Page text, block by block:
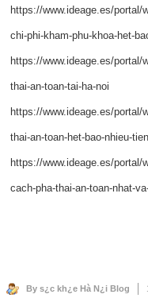
https://www.ideage.es/portal/
chi-phi-kham-phu-khoa-het-
https://www.ideage.es/portal/
thai-an-toan-tai-ha-noi
https://www.ideage.es/portal/
thai-an-toan-het-bao-nhieu-
https://www.ideage.es/portal/
cach-pha-thai-an-toan-nhat-
By s¿c kh¿e Hà N¿i Blog